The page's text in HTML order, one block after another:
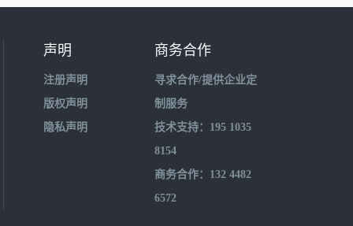
声明
注册声明
版权声明
隐私声明
商务合作
寻求合作/提供企业定
制服务
技术支持：195 1035
8154
商务合作：132 4482
6572